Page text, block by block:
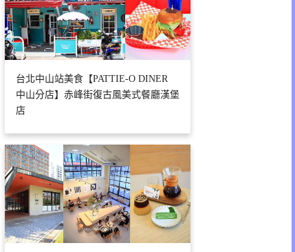
台北中山站美食【PATTIE-O DINER
中山分店】赤峰街復古風美式餐廳漢堡
店